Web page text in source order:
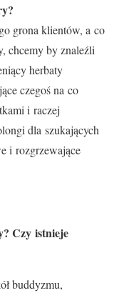
grona klientów, a co
chcemy by znaleźli
herbaty
czegoś na co
i raczej
dla szukających
i rozgrzewające
Czy istnieje
buddyzmu,